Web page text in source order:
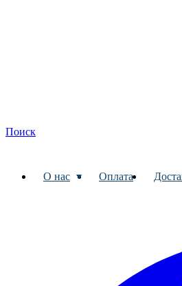
Поиск
О нас Оплата